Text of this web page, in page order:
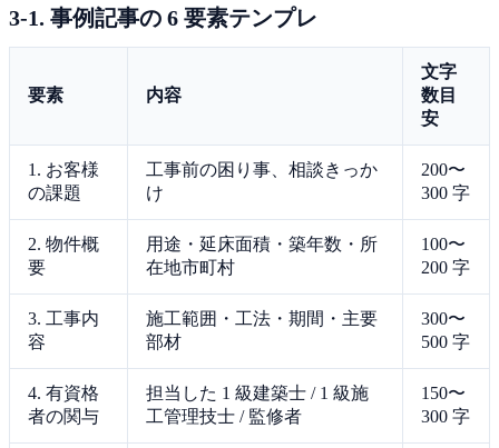
3-1. 事例記事の 6 要素テンプレ
要素 内容
文字
数目
安
1. お客様
の課題
工事前の困り事、相談きっか
け
200〜
300 字
2. 物件概
要
用途・延床面積・築年数・所
在地市町村
100〜
200 字
3. 工事内
容
施工範囲・工法・期間・主要
部材
300〜
500 字
4. 有資格
者の関与
担当した 1 級建築士 / 1 級施
工管理技士 / 監修者
150〜
300 字